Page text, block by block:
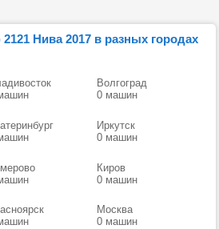
Нива 2017 в разных городах
Волгоград
0 машин
Иркутск
0 машин
Киров
0 машин
Москва
0 машин